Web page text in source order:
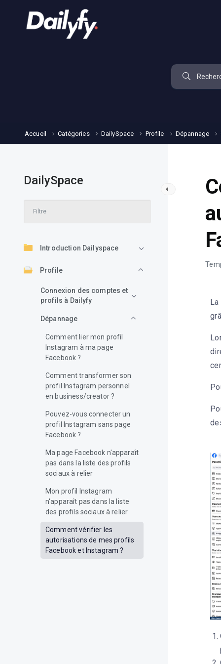
Accueil Catégories DailySpace Profile Dépannage
DailySpace
Introduction Dailyspace
Profile
Connexion des comptes et
profils à Dailyfy
Dépannage
Comment lier mon profil
Instagram à ma page
Facebook ?
Comment transformer son
profil Instagram personnel
en business/creator ?
Pouvez-vous connecter un
profil Instagram sans page
Facebook ?
Ma page Facebook n'apparaît
pas dans la liste des profils
sociaux à relier
Mon profil Instagram
n'apparaît pas dans la liste
des profils sociaux à relier
Comment vérifier les
autorisations de mes profils
Facebook et Instagram ?